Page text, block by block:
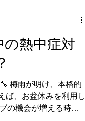
の熱中症対
梅雨が明け、本格的
ば、お盆休みを利用し
の機会が増える時期